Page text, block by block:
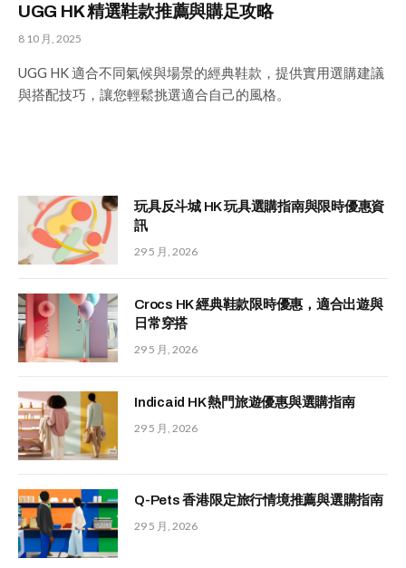
UGG HK 精選鞋款推薦與購足攻略
8 10 月, 2025
UGG HK 適合不同氣候與場景的經典鞋款，提供實用選購建議
與搭配技巧，讓您輕鬆挑選適合自己的風格。
玩具反斗城 HK 玩具選購指南與限時優惠資
訊
29 5 月, 2026
Crocs HK 經典鞋款限時優惠，適合出遊與
日常穿搭
29 5 月, 2026
Indicaid HK 熱門旅遊優惠與選購指南
29 5 月, 2026
Q-Pets 香港限定旅行情境推薦與選購指南
29 5 月, 2026